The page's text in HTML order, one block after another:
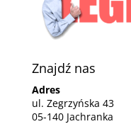
Znajdź nas
Adres
ul. Zegrzyńska 43
05-140 Jachranka